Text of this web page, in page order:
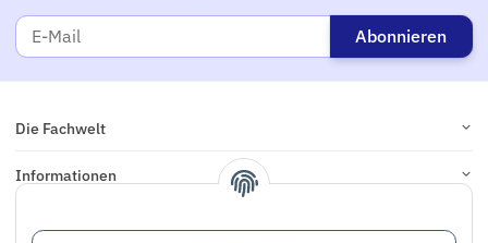
Abonnieren
Die Fachwelt
Informationen